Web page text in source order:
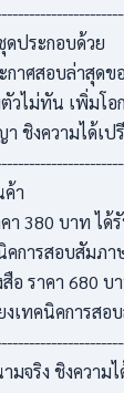
ดประกอบด้วย
าศสอบล่าสุดข
ไม่ทัน เพิ่มโอ
ชิงความได้เ
า
คา 380 บาท ไ
คการสอบสัมภ
อ ราคา 680
งเทคนิคการส
จริง ชิงความไ